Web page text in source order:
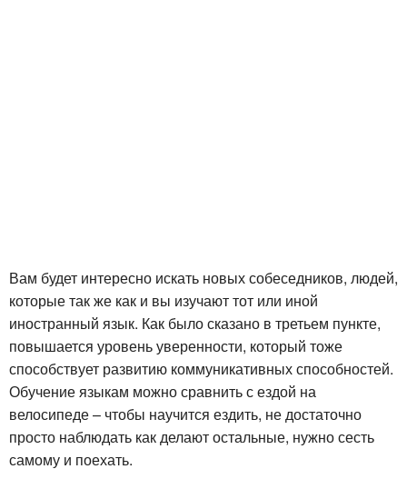
Вам будет интересно искать новых собеседников, людей,
которые так же как и вы изучают тот или иной
иностранный язык. Как было сказано в третьем пункте,
повышается уровень уверенности, который тоже
способствует развитию коммуникативных способностей.
Обучение языкам можно сравнить с ездой на
велосипеде – чтобы научится ездить, не достаточно
просто наблюдать как делают остальные, нужно сесть
самому и поехать.